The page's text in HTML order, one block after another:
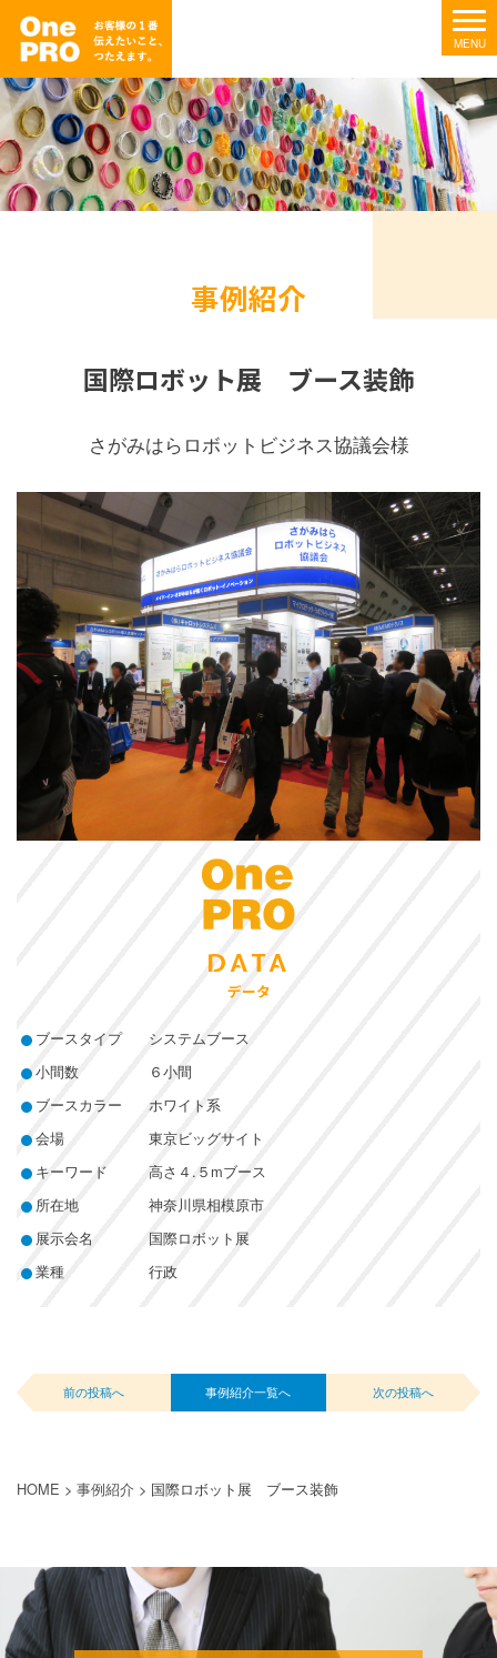
事例紹介
国際ロボット展 ブース装飾
さがみはらロボットビジネス協議会様
DATA
データ
ブースタイプ
システムブース
小間数
６小間
ブースカラー
ホワイト系
会場
東京ビッグサイト
キーワード
高さ４.５mブース
所在地
神奈川県相模原市
展示会名
国際ロボット展
業種
行政
前の投稿へ 事例紹介一覧へ 次の投稿へ
HOME > 事例紹介 > 国際ロボット展 ブース装飾